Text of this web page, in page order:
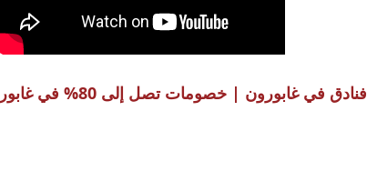
فنادق في غابورون | خصومات تصل إلى 80% في غابورون , بوتسوانا